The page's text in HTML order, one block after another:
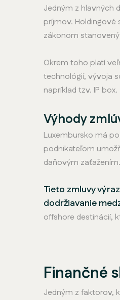
Jedným z hlavných
príjmov.
zákonom
Okrem toho platí
technológií, vývoja
napríklad tzv. IP box.
Výhody
Luxembursko má
podnikateľom
daňovým zaťažením.
Tieto zmluvy
dodržiavanie
offshore destinácií,
Finančné
Jedným z faktorov,